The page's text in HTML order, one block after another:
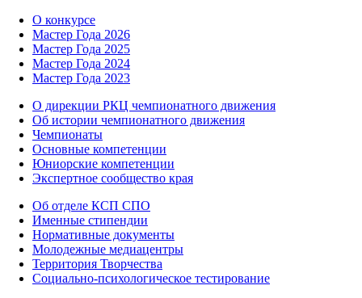
О конкурсе
Мастер Года 2026
Мастер Года 2025
Мастер Года 2024
Мастер Года 2023
О дирекции РКЦ чемпионатного движения
Об истории чемпионатного движения
Чемпионаты
Основные компетенции
Юниорские компетенции
Экспертное сообщество края
Об отделе КСП СПО
Именные стипендии
Нормативные документы
Молодежные медиацентры
Территория Творчества
Социально-психологическое тестирование